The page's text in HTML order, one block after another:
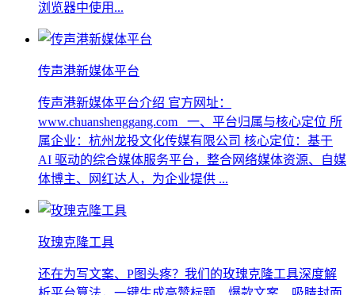
浏览器中使用...
传声港新媒体平台
传声港新媒体平台介绍 官方网址：
www.chuanshenggang.com 一、平台归属与核心定位 所
属企业：杭州龙投文化传媒有限公司 核心定位：基于
AI 驱动的综合媒体服务平台，整合网络媒体资源、自媒
体博主、网红达人，为企业提供 ...
玫瑰克隆工具
还在为写文案、P图头疼？我们的玫瑰克隆工具深度解